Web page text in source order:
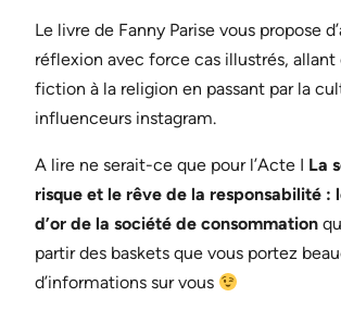
Le livre de Fanny Parise vous propose
réflexion avec force cas illustrés, allant
fiction à la religion en passant par la
influenceurs instagram.
A lire ne serait-ce que pour l’Acte I La
risque et le rêve de la responsabilité :
d’or de la société de consommation
partir des baskets que vous portez
d’informations sur vous